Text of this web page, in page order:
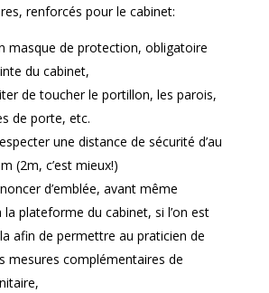
renforcés pour le cabinet:
masque de protection, obligatoire
du cabinet,
de toucher le portillon, les parois,
de porte, etc.
une distance de sécurité d’au
(2m, c’est mieux!)
d’emblée, avant même
la plateforme du cabinet, si l’on est
afin de permettre au praticien de
mesures complémentaires de